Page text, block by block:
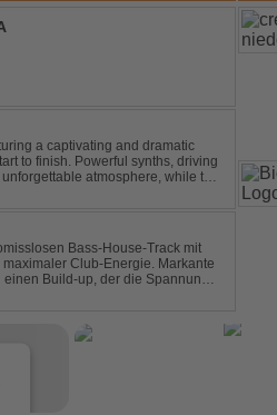
a captivating and dramatic
to finish. Powerful synths, driving
atmosphere, while the
Bass-House-Track mit
Club-Energie. Markante
Build-up, der die Spannung